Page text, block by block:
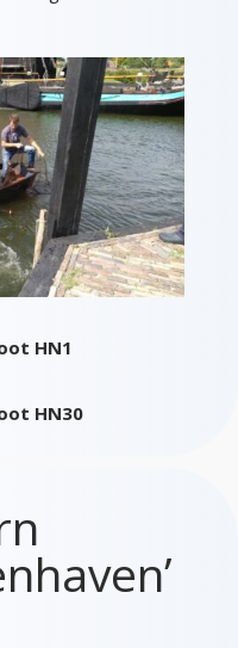
HN1
HN30